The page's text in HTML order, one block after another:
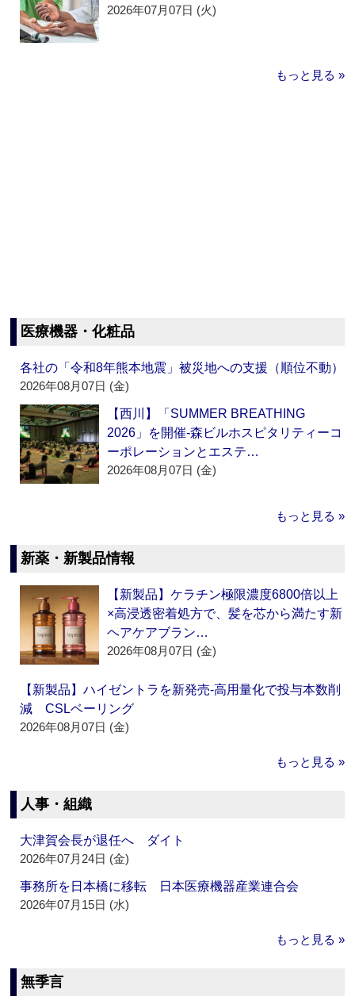
2026年07月07日 (火)
もっと見る »
医療機器・化粧品
各社の「令和8年熊本地震」被災地への支援（順位不動）
2026年08月07日 (金)
【西川】「SUMMER BREATHING
2026」を開催‐森ビルホスピタリティーコ
ーポレーションとエステ…
2026年08月07日 (金)
もっと見る »
新薬・新製品情報
【新製品】ケラチン極限濃度6800倍以上
×高浸透密着処方で、髪を芯から満たす新
ヘアケアブラン…
2026年08月07日 (金)
【新製品】ハイゼントラを新発売‐高用量化で投与本数削
減 CSLベーリング
2026年08月07日 (金)
もっと見る »
人事・組織
大津賀会長が退任へ ダイト
2026年07月24日 (金)
事務所を日本橋に移転 日本医療機器産業連合会
2026年07月15日 (水)
もっと見る »
無季言